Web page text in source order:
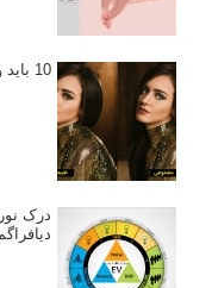
10 باید و نباید در روتوش عکس ها